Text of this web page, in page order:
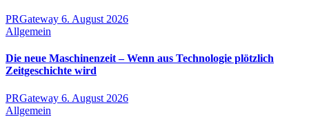
PRGateway 6. August 2026
Allgemein
Die neue Maschinenzeit – Wenn aus Technologie plötzlich
Zeitgeschichte wird
PRGateway 6. August 2026
Allgemein